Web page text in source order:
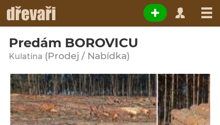
Predám BOROVICU
Kulatina (Prodej / Nabídka)